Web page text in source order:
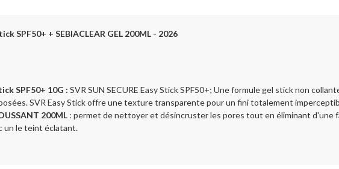
SPF50+ + SEBIACLEAR GEL 200ML - 2026
SPF50+ 10G : SVR SUN SECURE Easy Stick SPF50+; Une formule gel stick non
SVR Easy Stick offre une texture transparente pour un fini totalement
200ML : permet de nettoyer et désincruster les pores tout en éliminant d'une
un le teint éclatant.